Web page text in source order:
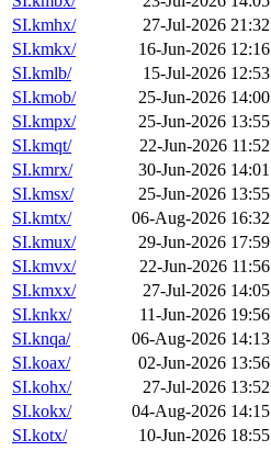
SI.kmhx/
27-Jul-2026 21:32
SI.kmkx/
16-Jun-2026 12:16
SI.kmlb/
15-Jul-2026 12:53
SI.kmob/
25-Jun-2026 14:00
SI.kmpx/
25-Jun-2026 13:55
SI.kmqt/
22-Jun-2026 11:52
SI.kmrx/
30-Jun-2026 14:01
SI.kmsx/
25-Jun-2026 13:55
SI.kmtx/
06-Aug-2026 16:32
SI.kmux/
29-Jun-2026 17:59
SI.kmvx/
22-Jun-2026 11:56
SI.kmxx/
27-Jul-2026 14:05
SI.knkx/
11-Jun-2026 19:56
SI.knqa/
06-Aug-2026 14:13
SI.koax/
02-Jun-2026 13:56
SI.kohx/
27-Jul-2026 13:52
SI.kokx/
04-Aug-2026 14:15
SI.kotx/
10-Jun-2026 18:55